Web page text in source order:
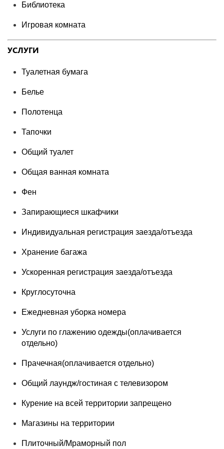
Библиотека
Игровая комната
УСЛУГИ
Туалетная бумага
Белье
Полотенца
Тапочки
Общий туалет
Общая ванная комната
Фен
Запирающиеся шкафчики
Индивидуальная регистрация заезда/отъезда
Хранение багажа
Ускоренная регистрация заезда/отъезда
Круглосуточна
Ежедневная уборка номера
Услуги по глажению одежды(оплачивается
отдельно)
Прачечная(оплачивается отдельно)
Общий лаундж/гостиная с телевизором
Курение на всей территории запрещено
Магазины на территории
Плиточный/Мраморный пол